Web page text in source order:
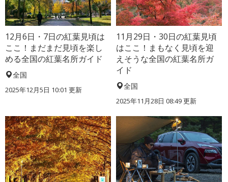
12月6日・7日の紅葉見頃は
ここ！まだまだ見頃を楽し
める全国の紅葉名所ガイド
全国
2025年12月5日 10:01 更新
11月29日・30日の紅葉見頃
はここ！まもなく見頃を迎
えそうな全国の紅葉名所ガ
イド
全国
2025年11月28日 08:49 更新